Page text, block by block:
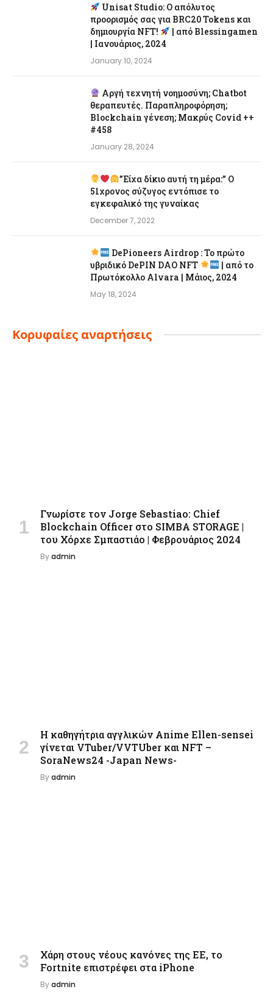
Unisat Studio: Ο απόλυτος
προορισμός σας για BRC20 Tokens και
δημιουργία NFT!
| από Blessingamen
| Ιανουάριος, 2024
January 10, 2024
Αργή τεχνητή νοημοσύνη; Chatbot
θεραπευτές. Παραπληροφόρηση;
Blockchain γένεση; Μακρύς Covid ++
#458
January 28, 2024
”Είχα δίκιο αυτή τη μέρα:” Ο
51χρονος σύζυγος εντόπισε το
εγκεφαλικό της γυναίκας
December 7, 2022
DePioneers Airdrop : Το πρώτο
υβριδικό DePIN DAO NFT
| από το
Πρωτόκολλο Alvara | Μάιος, 2024
May 18, 2024
Κορυφαίες αναρτήσεις
Γνωρίστε τον Jorge Sebastiao: Chief
Blockchain Officer στο SIMBA STORAGE |
του Χόρχε Σμπαστιάο | Φεβρουάριος 2024
Byadmin
Η καθηγήτρια αγγλικών Anime Ellen-sensei
γίνεται VTuber/VVTUber και NFT –
SoraNews24 -Japan News-
Byadmin
Χάρη στους νέους κανόνες της ΕΕ, το
Fortnite επιστρέφει στα iPhone
Byadmin